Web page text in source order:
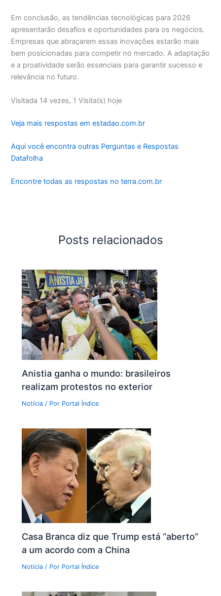
Em conclusão, as tendências tecnológicas para 2026
apresentarão desafios e oportunidades para os negócios.
Empresas que abraçarem essas inovações estarão mais
bem posicionadas para competir no mercado. A adaptação
e a proatividade serão essenciais para garantir sucesso e
relevância no futuro.
Visitada 14 vezes, 1 Visita(s) hoje
Veja mais respostas em estadao.com.br
Aqui você encontra outras Perguntas e Respostas
Datafolha
Encontre todas as respostas no terra.com.br
Posts relacionados
Anistia ganha o mundo: brasileiros
realizam protestos no exterior
Notícia / Por Portal Índice
Casa Branca diz que Trump está “aberto”
a um acordo com a China
Notícia / Por Portal Índice